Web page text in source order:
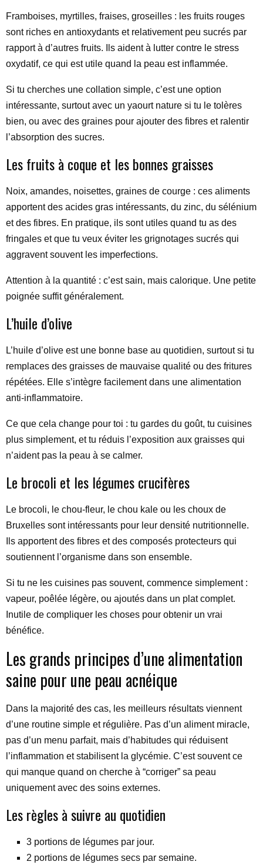
Framboises, myrtilles, fraises, groseilles : les fruits rouges
sont riches en antioxydants et relativement peu sucrés par
rapport à d’autres fruits. Ils aident à lutter contre le stress
oxydatif, ce qui est utile quand la peau est inflammée.
Si tu cherches une collation simple, c’est une option
intéressante, surtout avec un yaourt nature si tu le tolères
bien, ou avec des graines pour ajouter des fibres et ralentir
l’absorption des sucres.
Les fruits à coque et les bonnes graisses
Noix, amandes, noisettes, graines de courge : ces aliments
apportent des acides gras intéressants, du zinc, du sélénium
et des fibres. En pratique, ils sont utiles quand tu as des
fringales et que tu veux éviter les grignotages sucrés qui
aggravent souvent les imperfections.
Attention à la quantité : c’est sain, mais calorique. Une petite
poignée suffit généralement.
L’huile d’olive
L’huile d’olive est une bonne base au quotidien, surtout si tu
remplaces des graisses de mauvaise qualité ou des fritures
répétées. Elle s’intègre facilement dans une alimentation
anti-inflammatoire.
Ce que cela change pour toi : tu gardes du goût, tu cuisines
plus simplement, et tu réduis l’exposition aux graisses qui
n’aident pas la peau à se calmer.
Le brocoli et les légumes crucifères
Le brocoli, le chou-fleur, le chou kale ou les choux de
Bruxelles sont intéressants pour leur densité nutritionnelle.
Ils apportent des fibres et des composés protecteurs qui
soutiennent l’organisme dans son ensemble.
Si tu ne les cuisines pas souvent, commence simplement :
vapeur, poêlée légère, ou ajoutés dans un plat complet.
Inutile de compliquer les choses pour obtenir un vrai
bénéfice.
Les grands principes d’une alimentation
saine pour une peau acnéique
Dans la majorité des cas, les meilleurs résultats viennent
d’une routine simple et régulière. Pas d’un aliment miracle,
pas d’un menu parfait, mais d’habitudes qui réduisent
l’inflammation et stabilisent la glycémie. C’est souvent ce
qui manque quand on cherche à “corriger” sa peau
uniquement avec des soins externes.
Les règles à suivre au quotidien
3 portions de légumes par jour.
2 portions de légumes secs par semaine.